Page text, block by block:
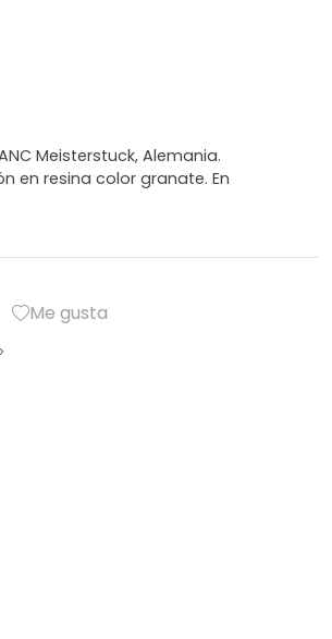
Meisterstuck, Alemania.
en resina color granate. En
Me gusta
>